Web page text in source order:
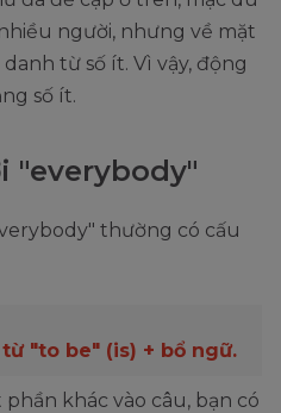
người, nhưng về mặt
từ số ít. Vì vậy, động
số ít.
"everybody"
thường có cấu
"to be" (is) + bổ ngữ.
khác vào câu, bạn có